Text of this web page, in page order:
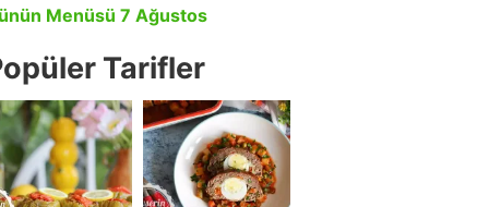
Menüsü 7 Ağustos
Tarifler